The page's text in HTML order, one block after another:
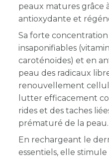
peaux matures grâce
antioxydante et
Sa forte
insaponifiables
caroténoïdes) et en
peau des radicaux
renouvellement
lutter efficacement
rides et des taches
prématuré de la peau.
En rechargeant le
essentiels, elle